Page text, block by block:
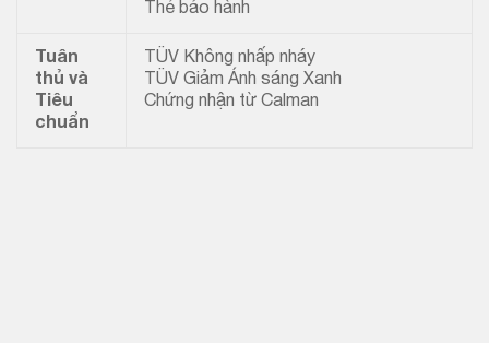
Thẻ bảo hành
Tuân
thủ và
Tiêu
chuẩn
TÜV Không nhấp nháy
TÜV Giảm Ánh sáng Xanh
Chứng nhận từ Calman